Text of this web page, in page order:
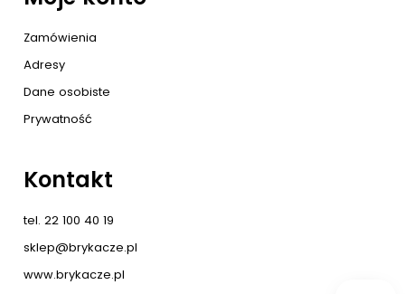
Zamówienia
Adresy
Dane osobiste
Prywatność
Kontakt
tel. 22 100 40 19
sklep@brykacze.pl
www.brykacze.pl